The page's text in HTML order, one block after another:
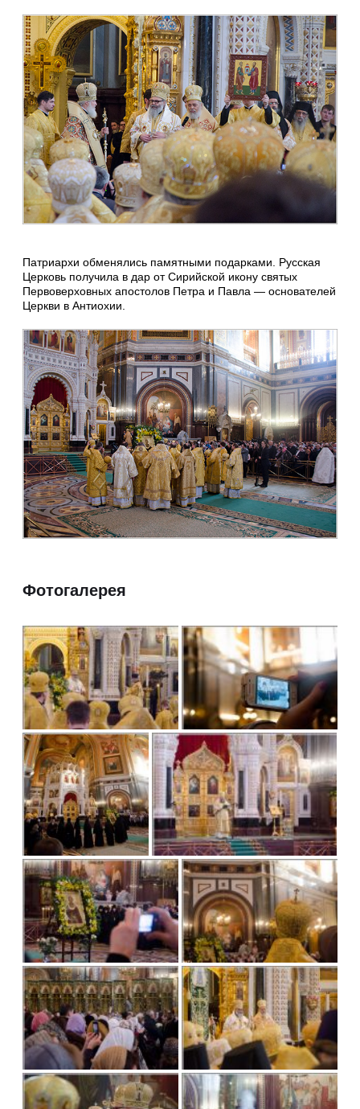
Патриархи обменялись памятными подарками. Русская
Церковь получила в дар от Сирийской икону святых
Первоверховных апостолов Петра и Павла — основателей
Церкви в Антиохии.
Фотогалерея